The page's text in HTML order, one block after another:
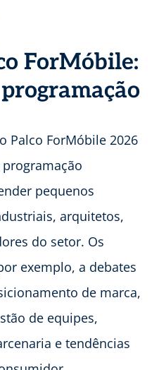
ForMóbile:
Palco ForMóbile 2026
pequenos
arquitetos,
do setor. Os
exemplo, a debates
de marca,
de equipes,
e tendências